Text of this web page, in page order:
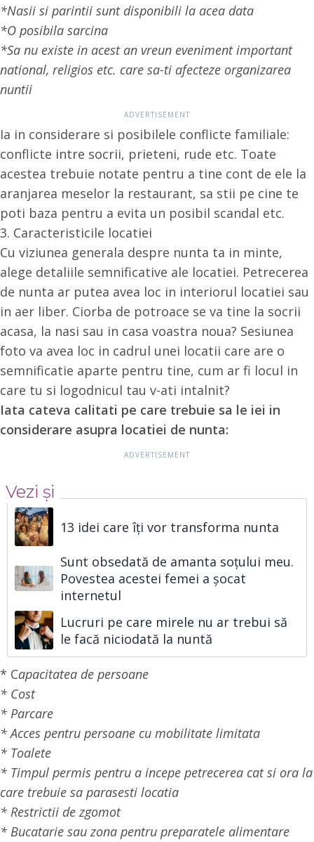
*Nasii si parintii sunt disponibili la acea data
*O posibila sarcina
*Sa nu existe in acest an vreun eveniment important
national, religios etc. care sa-ti afecteze organizarea
nuntii
Ia in considerare si posibilele conflicte familiale:
conflicte intre socrii, prieteni, rude etc. Toate
acestea trebuie notate pentru a tine cont de ele la
aranjarea meselor la restaurant, sa stii pe cine te
poti baza pentru a evita un posibil scandal etc.
3. Caracteristicile locatiei
Cu viziunea generala despre nunta ta in minte,
alege detaliile semnificative ale locatiei. Petrecerea
de nunta ar putea avea loc in interiorul locatiei sau
in aer liber. Ciorba de potroace se va tine la socrii
acasa, la nasi sau in casa voastra noua? Sesiunea
foto va avea loc in cadrul unei locatii care are o
semnificatie aparte pentru tine, cum ar fi locul in
care tu si logodnicul tau v-ati intalnit?
Iata cateva calitati pe care trebuie sa le iei in
considerare asupra locatiei de nunta:
Vezi și
13 idei care îți vor transforma nunta
Sunt obsedată de amanta soțului meu.
Povestea acestei femei a șocat
internetul
Lucruri pe care mirele nu ar trebui să
le facă niciodată la nuntă
* Capacitatea de persoane
* Cost
* Parcare
* Acces pentru persoane cu mobilitate limitata
* Toalete
* Timpul permis pentru a incepe petrecerea cat si ora la
care trebuie sa parasesti locatia
* Restrictii de zgomot
* Bucatarie sau zona pentru preparatele alimentare